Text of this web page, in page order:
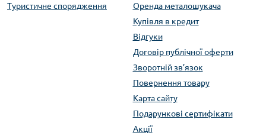
Туристичне спорядження
Оренда металошукача
Купівля в кредит
Відгуки
Договір публічної оферти
Зворотній зв’язок
Повернення товару
Карта сайту
Подарункові сертифікати
Акції